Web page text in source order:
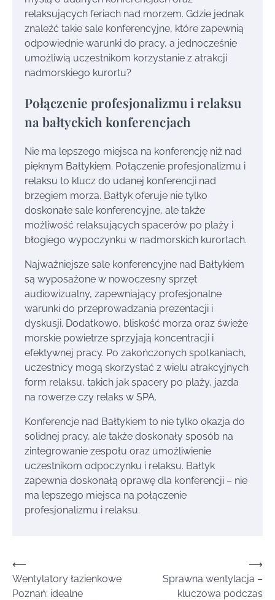
relaksujących feriach nad morzem. Gdzie jednak
znaleźć takie sale konferencyjne, które zapewnią
odpowiednie warunki do pracy, a jednocześnie
umożliwią uczestnikom korzystanie z atrakcji
nadmorskiego kurortu?
Połączenie profesjonalizmu i relaksu
na bałtyckich konferencjach
Nie ma lepszego miejsca na konferencję niż nad
pięknym Bałtykiem. Połączenie profesjonalizmu i
relaksu to klucz do udanej konferencji nad
brzegiem morza. Bałtyk oferuje nie tylko
doskonałe sale konferencyjne, ale także
możliwość relaksujących spacerów po plaży i
błogiego wypoczynku w nadmorskich kurortach.
Najważniejsze sale konferencyjne nad Bałtykiem
są wyposażone w nowoczesny sprzęt
audiowizualny, zapewniający profesjonalne
warunki do przeprowadzania prezentacji i
dyskusji. Dodatkowo, bliskość morza oraz świeże
morskie powietrze sprzyjają koncentracji i
efektywnej pracy. Po zakończonych spotkaniach,
uczestnicy mogą skorzystać z wielu atrakcyjnych
form relaksu, takich jak spacery po plaży, jazda
na rowerze czy relaks w SPA.
Konferencje nad Bałtykiem to nie tylko okazja do
solidnej pracy, ale także doskonały sposób na
zintegrowanie zespołu oraz umożliwienie
uczestnikom odpoczynku i relaksu. Bałtyk
zapewnia doskonałą oprawę dla konferencji – nie
ma lepszego miejsca na połączenie
profesjonalizmu i relaksu.
Nawigacja
wpisu
⟵
Wentylatory łazienkowe
Poznań: idealne
Sprawna wentylacja –
kluczowa podczas
⟶